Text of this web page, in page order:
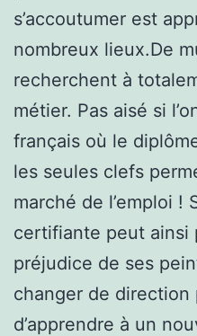
s’accoutumer est
nombreux lieux.De
recherchent à
métier. Pas aisé si
français où le
les seules clefs
marché de l’emploi !
certifiante peut ainsi
préjudice de ses
changer de direction
d’apprendre à un